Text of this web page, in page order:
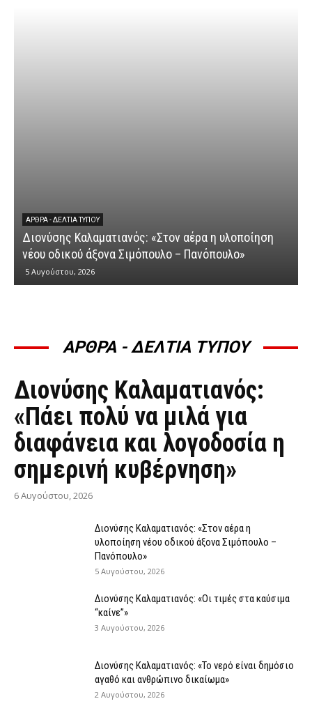
ΤΎΠΟΥ
Καλαματιανός: «Στον αέρα η υλοποίηση
άξονα Σιμόπουλο – Πανόπουλο»
2026
ΑΡΘΡΑ - ΔΕΛΤΙΑ ΤΥΠΟΥ
ΆΡΘΡΑ - ΔΕΛΤΊΑ ΤΎΠΟΥ
Διονύσης Καλαματιανός:
«Πάει πολύ να μιλά για
διαφάνεια και λογοδοσία η
σημερινή κυβέρνηση»
6 Αυγούστου, 2026
Διονύσης Καλαματιανός: «Στον αέρα η
υλοποίηση νέου οδικού άξονα Σιμόπουλο –
Πανόπουλο»
5 Αυγούστου, 2026
Διονύσης Καλαματιανός: «Οι τιμές στα καύσιμα
“καίνε”»
3 Αυγούστου, 2026
Διονύσης Καλαματιανός: «Το νερό είναι δημόσιο
αγαθό και ανθρώπινο δικαίωμα»
2 Αυγούστου, 2026